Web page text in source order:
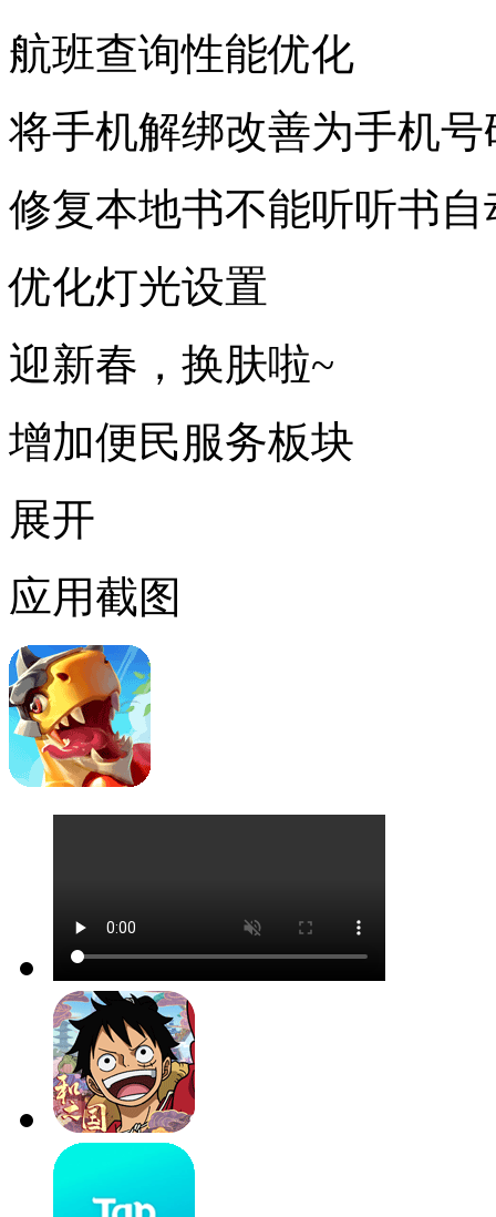
航班查询性能优化
将手机解绑改善为手机
修复本地书不能听听书自
优化灯光设置
迎新春，换肤啦~
增加便民服务板块
展开
应用截图